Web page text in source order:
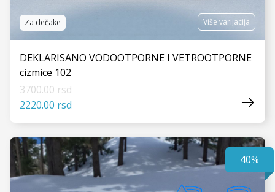
VIDI JOŠ
Za dečake Više varijacija
DEKLARISANO VODOOTPORNE I VETROOTPORNE
cizmice 102
3700.00 rsd
2220.00 rsd
40%